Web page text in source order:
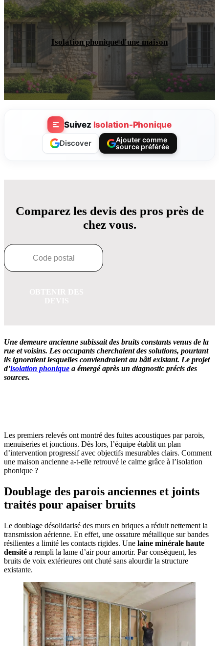
Isolation phonique d'une maison
Suivez Isolation-Phonique
Discover
Ajouter comme
source préférée
Comparez les devis des pros près de
chez vous.
Une demeure ancienne subissait des bruits constants venus de la
rue et voisins. Les occupants cherchaient des solutions, pourtant
ils ignoraient lesquelles conviendraient au bâti existant. Le projet
d’isolation phonique a émergé après un diagnostic précis des
sources.
Les premiers relevés ont montré des fuites acoustiques par parois,
menuiseries et jonctions. Dès lors, l’équipe établit un plan
d’intervention progressif avec objectifs mesurables clairs. Comment
une maison ancienne a-t-elle retrouvé le calme grâce à l’isolation
phonique ?
Doublage des parois anciennes et joints
traités pour apaiser bruits
Le doublage désolidarisé des murs en briques a réduit nettement la
transmission aérienne. En effet, une ossature métallique sur bandes
résilientes a limité les contacts rigides. Une laine minérale haute
densité a rempli la lame d’air pour amortir. Par conséquent, les
bruits de voix extérieures ont chuté sans alourdir la structure
existante.